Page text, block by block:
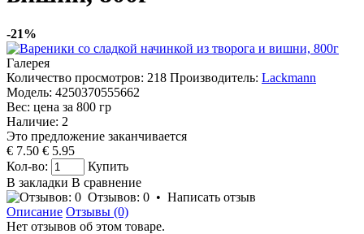
-21%
Галерея
Количество просмотров: 218 Производитель: Lackmann
Модель: 4250370555662
Вес: цена за 800 гр
Наличие: 2
Это предложение заканчивается
€ 7.50 € 5.95
Кол-во:
Купить
В закладки В сравнение
Отзывов: 0 • Написать отзыв
Описание Отзывы (0)
Нет отзывов об этом товаре.